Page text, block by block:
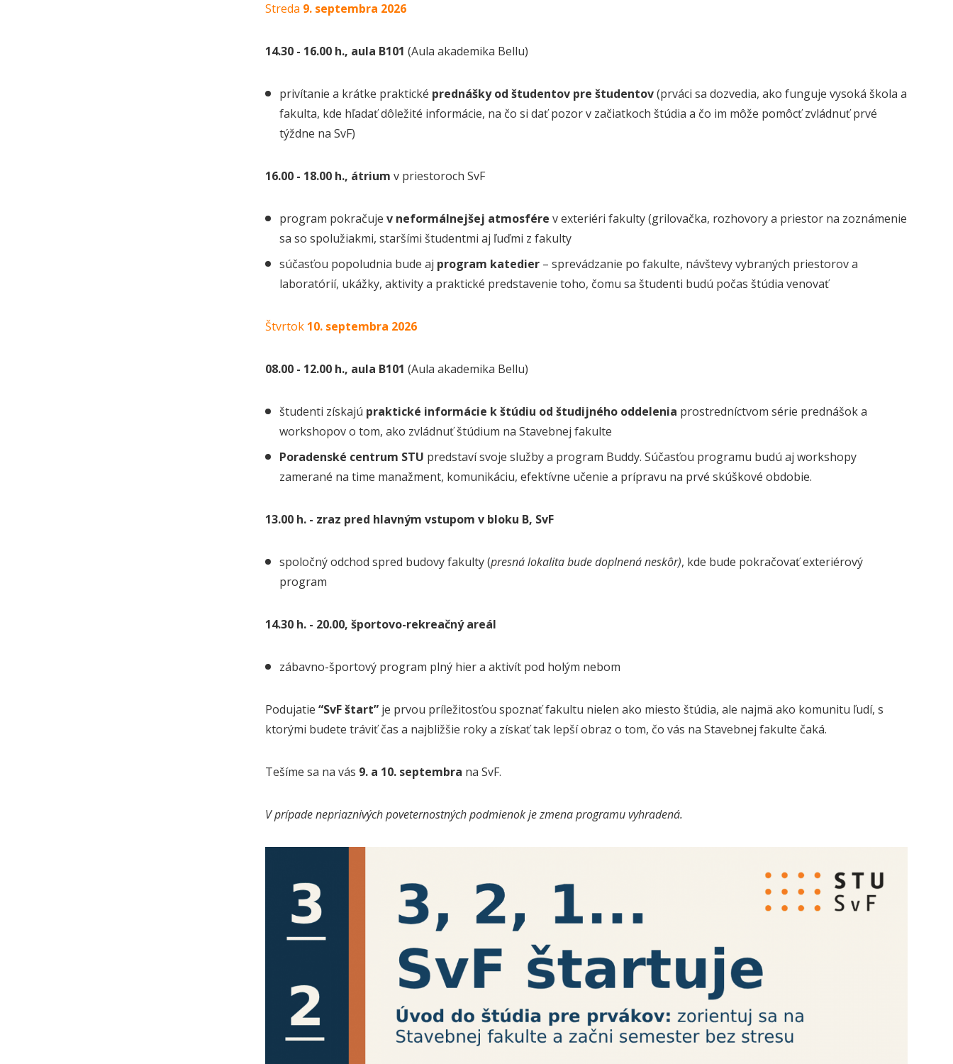
Streda 9. septembra 2026
14.30 - 16.00 h., aula B101 (Aula akademika Bellu)
privítanie a krátke praktické prednášky od študentov pre študentov(prváci sa dozvedia, ako funguje vysoká škola a
fakulta, kde hľadať dôležité informácie, na čo si dať pozor v začiatkoch štúdia a čo im môže pomôcť zvládnuť prvé
týždne na SvF)
16.00 - 18.00 h., átrium v priestoroch SvF
program pokračuje v neformálnejšej atmosfére v exteriéri fakulty (grilovačka, rozhovory a priestor na zoznámenie
sa so spolužiakmi, staršími študentmi aj ľuďmi z fakulty
súčasťou popoludnia bude aj program katedier – sprevádzanie po fakulte, návštevy vybraných priestorov a
laboratórií, ukážky, aktivity a praktické predstavenie toho, čomu sa študenti budú počas štúdia venovať
Štvrtok 10. septembra 2026
08.00 - 12.00 h., aula B101 (Aula akademika Bellu)
študenti získajú praktické informácie k štúdiu od študijného oddelenia prostredníctvom série prednášok a
workshopov o tom, ako zvládnuť štúdium na Stavebnej fakulte
Poradenské centrum STU predstaví svoje služby a program Buddy. Súčasťou programu budú aj workshopy
zamerané na time manažment, komunikáciu, efektívne učenie a prípravu na prvé skúškové obdobie.
13.00 h. - zraz pred hlavným vstupom v bloku B, SvF
spoločný odchod spred budovy fakulty (presná lokalita bude doplnená neskôr), kde bude pokračovať exteriérový
program
14.30 h. - 20.00, športovo-rekreačný areál
zábavno-športový program plný hier a aktivít pod holým nebom
Podujatie “SvF štart” je prvou príležitosťou spoznať fakultu nielen ako miesto štúdia, ale najmä ako komunitu ľudí, s
ktorými budete tráviť čas a najbližšie roky a získať tak lepší obraz o tom, čo vás na Stavebnej fakulte čaká.
Tešíme sa na vás 9. a 10. septembra na SvF.
V prípade nepriaznivých poveternostných podmienok je zmena programu vyhradená.